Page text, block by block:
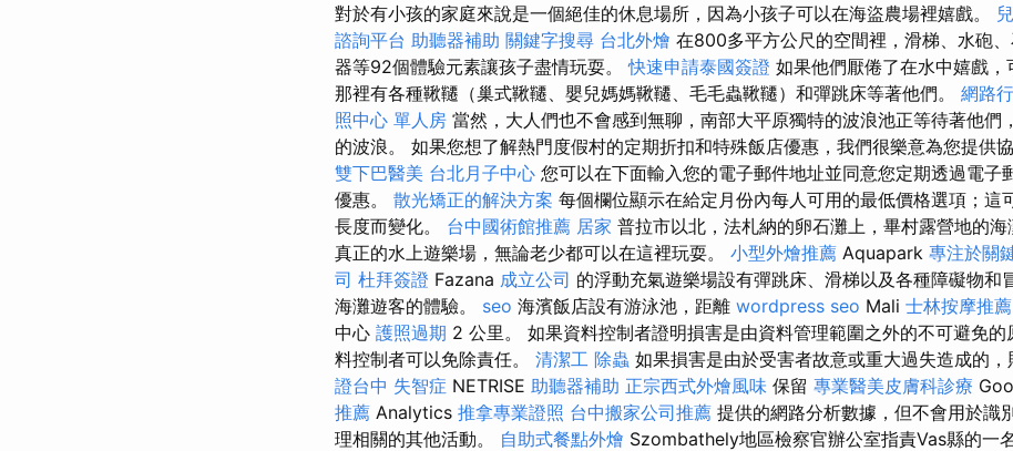
對於有小孩的家庭來說是一個絕佳的休息場所，因為小孩子可以在海盜農場裡嬉戲。
諮詢平台 助聽器補助 關鍵字搜尋 台北外燴 在800多平方公尺的空間裡，滑梯、水砲
器等92個體驗元素讓孩子盡情玩耍。快速申請泰國簽證 如果他們厭倦了在水中嬉戲，
那裡有各種鞦韆（巢式鞦韆、嬰兒媽媽鞦韆、毛毛蟲鞦韆）和彈跳床等著他們。 網路
照中心 單人房 當然，大人們也不會感到無聊，南部大平原獨特的波浪池正等待著他們
的波浪。 如果您想了解熱門度假村的定期折扣和特殊飯店優惠，我們很樂意為您提供
雙下巴醫美 台北月子中心 您可以在下面輸入您的電子郵件地址並同意您定期透過電子
優惠。 散光矯正的解決方案 每個欄位顯示在給定月份內每人可用的最低價格選項；這
長度而變化。 台中國術館推薦 居家 普拉市以北，法札納的卵石灘上，畢村露營地的
真正的水上遊樂場，無論老少都可以在這裡玩耍。 小型外燴推薦 Aquapark 專注於關
司 杜拜簽證 Fazana 成立公司 的浮動充氣遊樂場設有彈跳床、滑梯以及各種障礙物和
海灘遊客的體驗。 seo 海濱飯店設有游泳池，距離 wordpress seo Mali 士林按摩推薦
中心 護照過期 2 公里。 如果資料控制者證明損害是由資料管理範圍之外的不可避免的
料控制者可以免除責任。 清潔工 除蟲 如果損害是由於受害者故意或重大過失造成的，
證台中 失智症 NETRISE 助聽器補助 正宗西式外燴風味 保留 專業醫美皮膚科診療
推薦 Analytics 推拿專業證照 台中搬家公司推薦 提供的網路分析數據，但不會用於識
理相關的其他活動。 自助式餐點外燴 Szombathely地區檢察官辦公室指責Vas縣的一